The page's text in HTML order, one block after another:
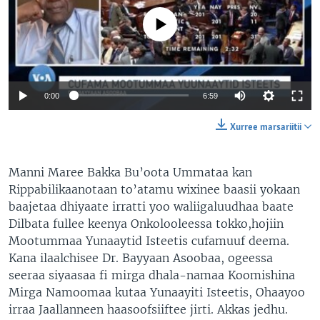
No media source currently available
0:00 6:59
Xurree marsariitii
Manni Maree Bakka Bu’oota Ummataa kan
Rippabilikaanotaan to’atamu wixinee baasii yokaan
baajetaa dhiyaate irratti yoo waliigaluudhaa baate
Dilbata fullee keenya Onkolooleessa tokko,hojiin
Mootummaa Yunaaytid Isteetis cufamuuf deema.
Kana ilaalchisee Dr. Bayyaan Asoobaa, ogeessa
seeraa siyaasaa fi mirga dhala-namaa Koomishina
Mirga Namoomaa kutaa Yunaayiti Isteetis, Ohaayoo
irraa Jaallanneen haasoofsiiftee jirti. Akkas jedhu.